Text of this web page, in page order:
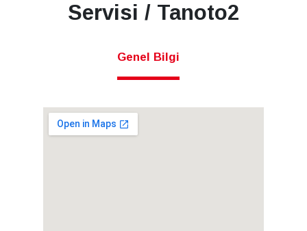
Servisi / Tanoto2
Genel Bilgi